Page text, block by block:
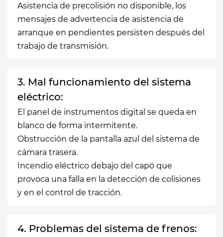
Asistencia de precolisión no disponible, los
mensajes de advertencia de asistencia de
arranque en pendientes persisten después del
trabajo de transmisión.
3. Mal funcionamiento del sistema
eléctrico:
El panel de instrumentos digital se queda en
blanco de forma intermitente.
Obstrucción de la pantalla azul del sistema de
cámara trasera.
Incendio eléctrico debajo del capó que
provoca una falla en la detección de colisiones
y en el control de tracción.
4. Problemas del sistema de frenos: